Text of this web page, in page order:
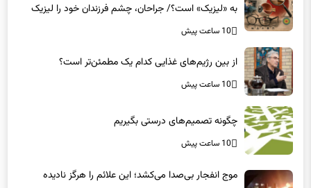
به «لیزیک» است؟/ جراحان، چشم فرزندان خود را لیزیک
می‌کنند؟
10 ساعت پیش
از بین رژیم‌های غذایی کدام یک مطمئن‌تر است؟‌
10 ساعت پیش
چگونه تصمیم‌های درستی بگیریم
10 ساعت پیش
موج انفجار بی‌صدا می‌کشد؛ این علائم را هرگز نادیده